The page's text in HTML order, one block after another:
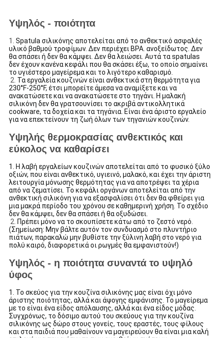
Υψηλός - ποιότητα
1. Spatula σιλικόνης αποτελείται από το ανθεκτικό ασφαλές
υλικό βαθμού τροφίμων. Δεν περιέχει BPA. ανοξείδωτος. Δεν
θα σπάσει ή δεν θα κάμψει. Δεν θα λειώσει. Αυτά τα spatulas
δεν έχουν κανένα κεφάλι που θα σκάσει έξω, το οποίο σημαίνει
το υγιέστερο μαγείρεμα και το λιγότερο καθαρισμό.
2. Τα εργαλεία κουζινών είναι ανθεκτικά στη θερμότητα για
230°F-250°F, έτσι μπορείτε άμεσα να αναμίξετε και να
ανακατώσετε και να ανακατώσετε στο τηγάνι. Η μαλακή
σιλικόνη δεν θα γρατσουνίσει το ακριβά αντικολλητικά
cookware, τα δοχεία και τα τηγάνια. Είναι ένα άριστο εργαλείο
για να επεκτείνουν τη ζωή όλων των τηγανιών κουζινών.
Υψηλής θερμοκρασίας ανθεκτικός και
εύκολος να καθαρίσει
1. Η λαβή εργαλείων κουζινών αποτελείται από το φυσικό ξύλο
οξιών, που είναι ανθεκτικό, υγιεινό, μαλακό, και έχει την άριστη
λειτουργία μόνωσης θερμότητας για να αποτρέψει τα χέρια
από να ζεματίσει. Το κεφάλι οργάνων αποτελείται από την
ανθεκτική σιλικόνη για να εξασφαλίσει ότι δεν θα φθείρει για
μια μακρά περίοδο του χρόνου σε καθημερινή χρήση. Το σχέδιο
δεν θα κάμψει, δεν θα σπάσει ή θα οξυδώσει.
2. Πρέπει μόνο να το σκουπίσετε κάτω από το ζεστό νερό.
(Σημείωση: Μην βάλτε αυτόν τον συνδυασμό στο πλυντήριο
πιάτων, παρακαλώ μην βυθίστε την ξύλινη λαβή στο νερό για
πολύ καιρό, διαφορετικά οι ρωγμές θα εμφανιστούν!)
Υψηλός - η ποιότητα συναντά το υψηλό
ύφος
1. Το σκεύος για την κουζίνα σιλικόνης μας είναι όχι μόνο
άριστης ποιότητας, αλλά και άψογης εμφάνισης. Το μαγείρεμα
με το είναι ένα είδος απόλαυσης, αλλά και ένα είδος μόδας.
Συγχρόνως, το δόσιμο αυτού του σκεύους για την κουζίνα
σιλικόνης ως δώρο στους γονείς, τους εραστές, τους φίλους
και στα παιδιά που μαθαίνουν να μαγειρεύουν θα είναι μια καλή